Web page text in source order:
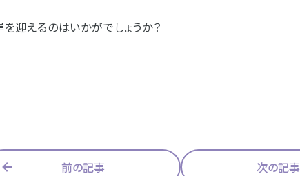
迎えるのはいかがでしょうか？
前の記事 次の記事